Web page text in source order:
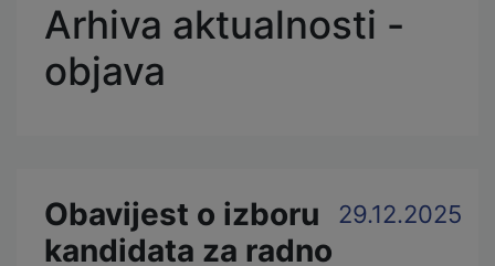
Arhiva aktualnosti -
objava
Obavijest o izboru
kandidata za radno
29.12.2025